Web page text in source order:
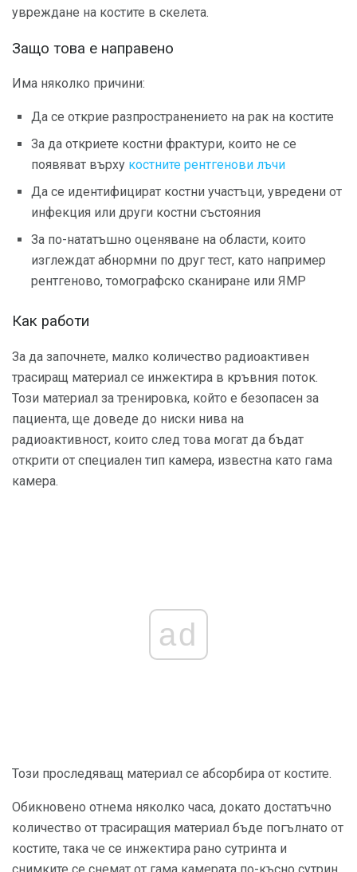
увреждане на костите в скелета.
Защо това е направено
Има няколко причини:
Да се ​​открие разпространението на рак на костите
За да откриете костни фрактури, които не се
появяват върху костните рентгенови лъчи
Да се ​​идентифицират костни участъци, увредени от
инфекция или други костни състояния
За по-нататъшно оценяване на области, които
изглеждат абнормни по друг тест, като например
рентгеново, томографско сканиране или ЯМР
Как работи
За да започнете, малко количество радиоактивен
трасиращ материал се инжектира в кръвния поток.
Този материал за тренировка, който е безопасен за
пациента, ще доведе до ниски нива на
радиоактивност, които след това могат да бъдат
открити от специален тип камера, известна като гама
камера.
ad
Този проследяващ материал се абсорбира от костите.
Обикновено отнема няколко часа, докато достатъчно
количество от трасиращия материал бъде погълнато от
костите, така че се инжектира рано сутринта и